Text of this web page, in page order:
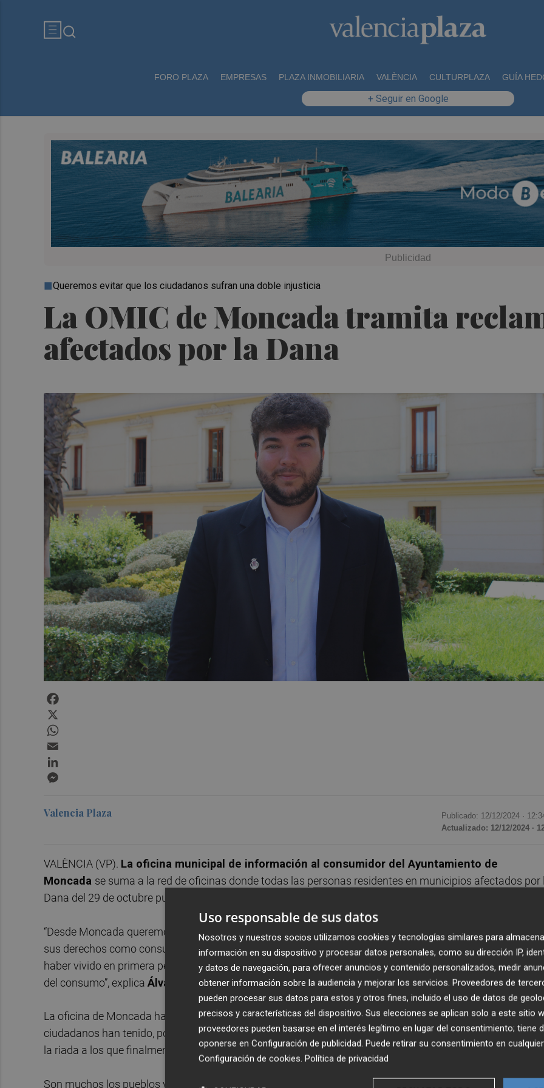
FORO PLAZA EMPRESAS PLAZA INMOBILIARIA VALÈNCIA CULTURPLAZA GUÍA
+ Seguir en Google
La OMIC de Moncada tramita
afectados por la Dana
Queremos evitar que los ciudadanos sufran una doble injusticia
Valencia Plaza Publicado: 12/12/2024 ·
Actualizado: 12/12/2024 ·
VALÈNCIA (VP). La oficina municipal de información al consumidor del Ayuntamiento de
Moncada se suma a la red de oficinas donde todas las personas residentes en municipios afectados por
Dana del 29 de octubre pueden realizar consultas o reclamaciones en materia de consumo.
“Desde Moncada queremos poner todas las facilidades a las personas afectadas para que puedan ejercer
sus derechos como consumidores. Queremos evitar que estos ciudadanos sufran una doble injusticia:
haber vivido en primera persona las consecuencias de la Dana y tener que sufrir infracciones en el ámbito
del consumo”, explica Álvaro Gonzalvo, vicealcalde y concejal de OMIC.
La oficina de Moncada ha atendido ya casos de ciudadanos de Picanya o Paiporta en los que los
ciudadanos han tenido, por ejemplo, problemas con la cancelación de viajes programados en las fechas
la riada a los que finalmente no han podido asistir.
Son muchos los pueblos y ciudades de todo el territorio español los que se han adherido a esta iniciativa
Uso responsable de sus datos
Nosotros y nuestros socios utilizamos cookies y tecnologías similares para
información en su dispositivo y procesar datos personales, como su dirección IP,
y datos de navegación, para ofrecer anuncios y contenido personalizados, medir
obtener información sobre la audiencia y mejorar los servicios. Proveedores de
pueden procesar sus datos para estos y otros fines, incluido el uso de datos de
precisos y características del dispositivo. Sus elecciones se aplican solo a este sitio
proveedores pueden basarse en el interés legítimo en lugar del consentimiento; tiene
oponerse en Configuración de publicidad. Puede retirar su consentimiento en
Configuración de cookies. Política de privacidad